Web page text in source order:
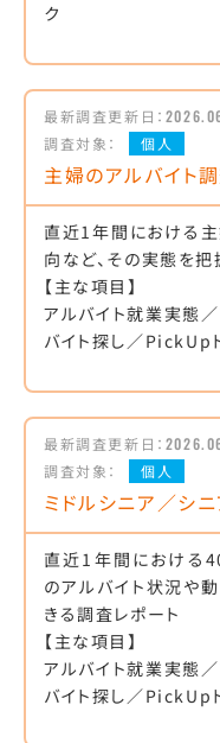
ク
最新調査更新日：
調査対象：
個人
主婦のアルバイト
直近1年間における
向など、その実態を
【主な項目】
アルバイト就業実態
バイト探し／PickUp
最新調査更新日：
調査対象：
個人
ミドルシニア／シ
直近1年間における
のアルバイト状況や
きる調査レポート
【主な項目】
アルバイト就業実態
バイト探し／PickUp